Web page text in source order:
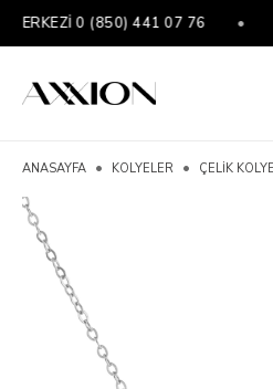
0 (850) 441 07 76 • ALT
ANASAYFA KOLYELER ÇELIK KOLYE